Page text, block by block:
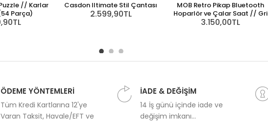
// Karlar
Parça)
Casdon Iltimate Stil Çantası
2.599,90TL
MOB Retro Pikap Bluetooth
Hoparlör ve Çalar Saat // Gri
3.150,00TL
ÖDEME YÖNTEMLERİ
Tüm Kredi Kartlarına 12'ye
Varan Taksit, Havale/EFT ve
İADE & DEĞİŞİM
14 İş günü içinde iade ve
değişim imkanı...